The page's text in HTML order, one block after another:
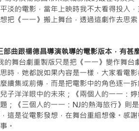
淡的電影，當年上映時我不太看得投入
把《一一》搬上舞台，透過這劇作去思
曲跟楊德昌導演執導的電影版本，有甚
舞台劇重製版只是把《一一》變作舞台
時，她都說如果內容是一樣，大家看電
續集或前傳，而是把電影中的角色逐一拆
子洋洋眼中的未來；《兩個人的一一：
；《三個人的一一：NJ的熱海旅行》則
這是從電影發想，在舞台重組想像。感
。